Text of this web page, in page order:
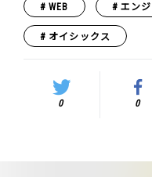
WEB エン
オイシックス
0 0